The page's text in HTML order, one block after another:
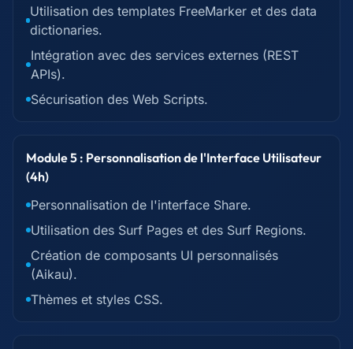
Utilisation des templates FreeMarker et des data
dictionaries.
Intégration avec des services externes (REST
APIs).
Sécurisation des Web Scripts.
Module 5 : Personnalisation de l'Interface Utilisateur
(4h)
Personnalisation de l'interface Share.
Utilisation des Surf Pages et des Surf Regions.
Création de composants UI personnalisés
(Aikau).
Thèmes et styles CSS.